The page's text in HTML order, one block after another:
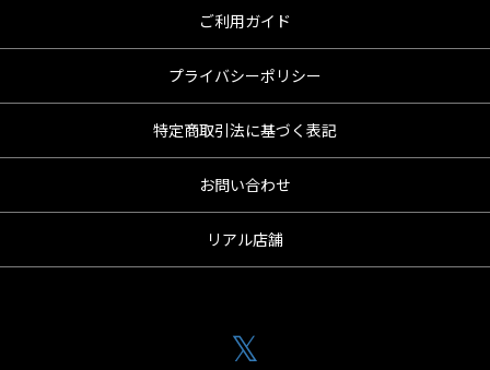
ご利用ガイド
プライバシーポリシー
特定商取引法に基づく表記
お問い合わせ
リアル店舗
𝕏